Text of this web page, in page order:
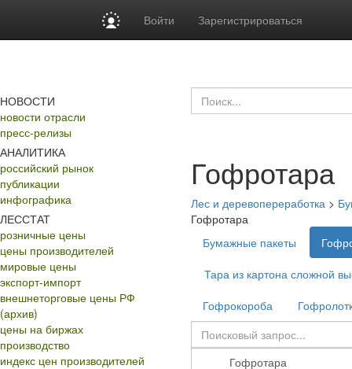
Войти Зарегистрироваться
НОВОСТИ
новости отрасли
пресс-релизы
АНАЛИТИКА
российский рынок
публикации
инфографика
ЛЕССТАТ
розничные цены
цены производителей
мировые цены
экспорт-импорт
внешнеторговые цены РФ
(архив)
цены на биржах
производство
индекс цен производителей
Гофротара
Лес и деревопереработка >
Гофротара
Бумажные пакеты
Тара из картона сложной
Гофрокороба